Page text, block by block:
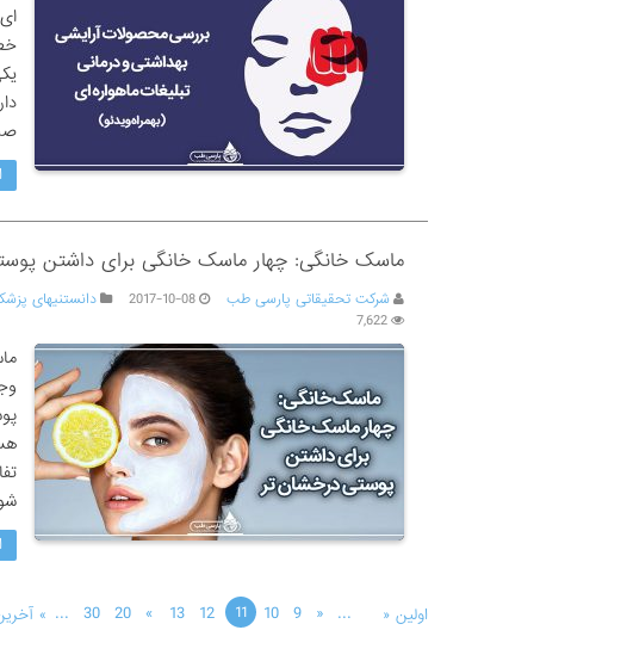
ماسک خانگی: چهار ماسک خانگی برای داشتن
شرکت تحقیقاتی پارسی طب 2017-10-08 دانستنیهای
7,622
اولین « ...
«
9
10
11
12
13
»
20
30
...
»